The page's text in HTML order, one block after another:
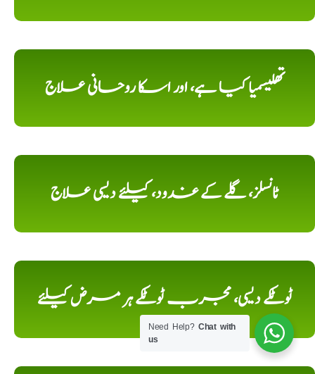
تھلیسمیا کیا ہے، اور اسکا روحانی علاج
ٹانسلز، گلے کے غدود، کیلئے دیسی علاج
ٹوٹکے دیسی، مجرب ٹوٹکے ہر مرض کیلئے
Need Help?Chat with
us